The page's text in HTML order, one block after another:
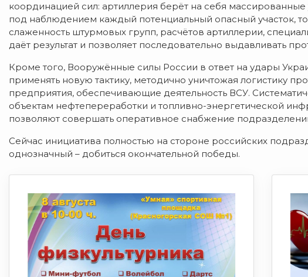
координацией сил: артиллерия берёт на себя
под наблюдением каждый потенциальный опасный участок,
слаженность штурмовых групп, расчётов артиллерии,
даёт результат и позволяет последовательно выдавливать
Кроме того, Вооружённые силы России в ответ на удары
применять новую тактику, методично уничтожая логистику
предприятия, обеспечивающие деятельность ВСУ.
объектам нефтепереработки и топливно-энергетической
позволяют совершать оперативное снабжение
Сейчас инициатива полностью на стороне российских
однозначный – добиться окончательной победы.